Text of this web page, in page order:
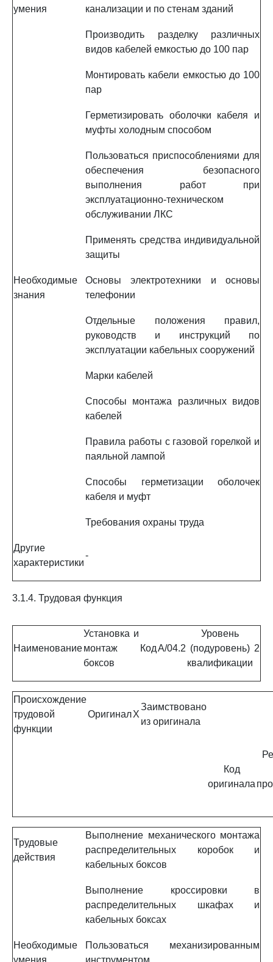
умения
канализации и по стенам зданий
Производить разделку различных
видов кабелей емкостью до 100 пар
Монтировать кабели емкостью до 100
пар
Герметизировать оболочки кабеля и
муфты холодным способом
Пользоваться приспособлениями для
обеспечения безопасного
выполнения работ при
эксплуатационно-техническом
обслуживании ЛКС
Применять средства индивидуальной
защиты
Необходимые
знания
Основы электротехники и основы
телефонии
Отдельные положения правил,
руководств и инструкций по
эксплуатации кабельных сооружений
Марки кабелей
Способы монтажа различных видов
кабелей
Правила работы с газовой горелкой и
паяльной лампой
Способы герметизации оболочек
кабеля и муфт
Требования охраны труда
Другие
характеристики
-
3.1.4. Трудовая функция
Наименование
Установка и
монтаж
боксов
КодA/04.2
Уровень
(подуровень)
квалификации
2
Происхождение
трудовой
функции
ОригиналX
Заимствовано
из оригинала
Код
оригинала
Трудовые
действия
Выполнение механического монтажа
распределительных коробок и
кабельных боксов
Выполнение кроссировки в
распределительных шкафах и
кабельных боксах
Необходимые
умения
Пользоваться механизированным
инструментом